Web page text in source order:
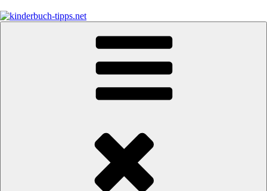
Inhalt
springen
Empfehlungen und Tipps rund um das Thema Kinderbücher und